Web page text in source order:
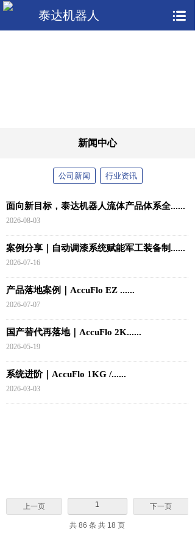
新闻中心
公司新闻 行业资讯
面向新目标，泰达机器人流体产品体系全......
2026-08-03
案例分享｜自动调漆系统赋能军工装备制......
2026-07-16
产品落地案例｜AccuFlo EZ ......
2026-07-07
国产替代再落地｜AccuFlo 2K......
2026-05-19
系统进阶｜AccuFlo 1KG /......
2026-03-03
上一页 1 下一页
共 86 条 共 18 页
泰达机器人